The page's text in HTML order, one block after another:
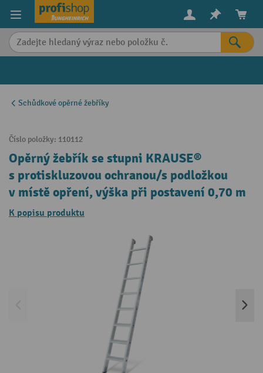
content
Schůdkové opěrné žebříky
Číslo položky: 110112
Opěrný žebřík se stupni KRAUSE®
s protiskluzovou ochranou/s podložkou
v místě opření, výška při postavení 0,70 m
K popisu produktu